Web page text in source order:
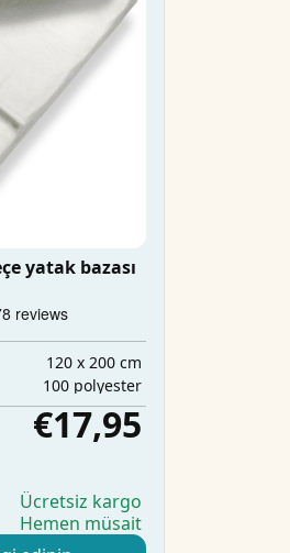
yatak bazası
120 x 200 cm
100 polyester
€17,95
Ücretsiz kargo
Hemen müsait